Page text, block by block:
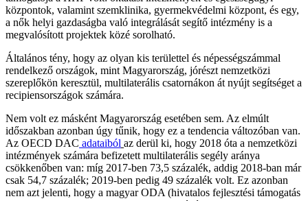
központok, valamint szemklinika, gyermekvédelmi központ, és egy,
a nők helyi gazdaságba való integrálását segítő intézmény is a
megvalósított projektek közé sorolható.
Általános tény, hogy az olyan kis területtel és népességszámmal
rendelkező országok, mint Magyarország, jórészt nemzetközi
szereplőkön keresztül, multilaterális csatornákon át nyújt segítséget a
recipiensországok számára.
Nem volt ez másként Magyarország esetében sem. Az elmúlt
időszakban azonban úgy tűnik, hogy ez a tendencia változóban van.
Az OECD DAC adataiból az derül ki, hogy 2018 óta a nemzetközi
intézmények számára befizetett multilaterális segély aránya
csökkenőben van: míg 2017-ben 73,5 százalék, addig 2018-ban már
csak 54,7 százalék; 2019-ben pedig 49 százalék volt. Ez azonban
nem azt jelenti, hogy a magyar ODA (hivatalos fejlesztési támogatás